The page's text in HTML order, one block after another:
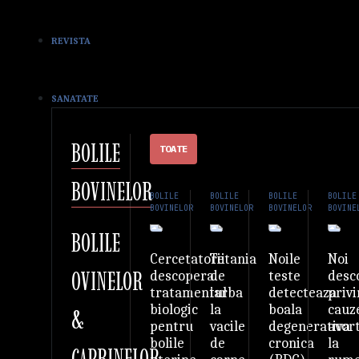
REVISTA
SANATATE
BOLILE
BOVINELOR
BOLILE
OVINELOR
&
TOATE
BOLILE
BOVINELOR
Cercetatorii
descopera
tratamentul
biologic
pentru
bolile
BOLILE
BOVINELOR
Tetania
de
iarba
la
vacile
de
BOLILE
BOVINELOR
Noile
teste
detecteaza
boala
degenerativa
cronica
BOLILE
Noi
la